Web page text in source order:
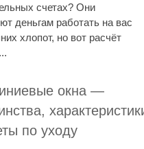
счетах? Они
деньгам работать на вас
хлопот, но вот расчёт
окна —
по уходу